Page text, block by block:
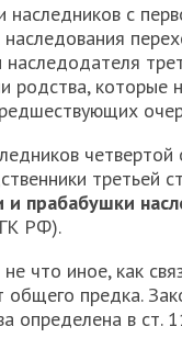
наследников с
наследования
родства, которые
четвертой
третьей
прабабушки
РФ).
что иное, как
предка.
определена в ст.